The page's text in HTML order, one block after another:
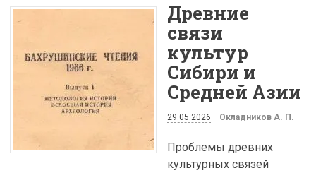
Древние
связи
культур
Сибири и
Средней Азии
29.05.2026 Окладников А. П.
Проблемы древних
культурных связей